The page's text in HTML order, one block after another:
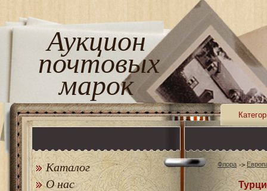
Аукцион
почтовых
марок
Каталог
О нас
Флора